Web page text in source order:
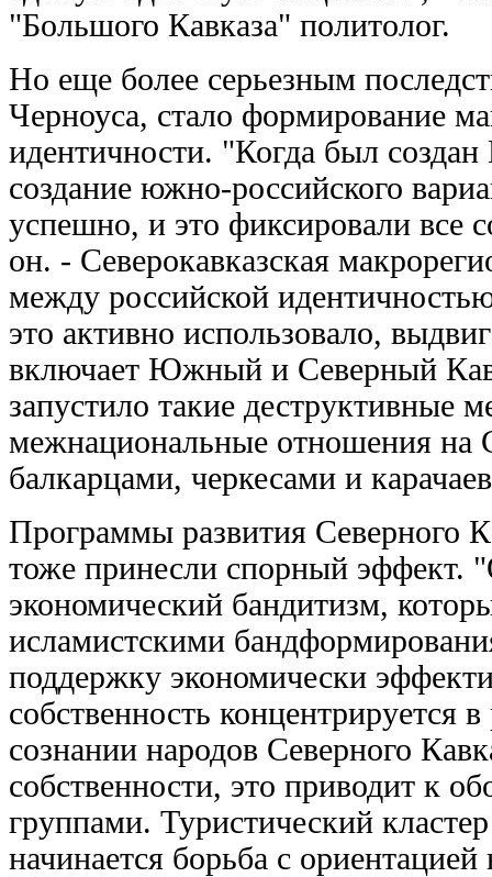
"Большого Кавказа" политолог.
Но еще более серьезным
Черноуса, стало формирование
идентичности. "Когда был
создание южно-российского
успешно, и это фиксировали все
он. - Северокавказская
между российской
это активно использовало,
включает Южный и Северный
запустило такие деструктивные
межнациональные отношения на
балкарцами, черкесами и
Программы развития Северного
тоже принесли спорный эффект.
экономический бандитизм,
исламистскими
поддержку экономически
собственность концентрируется
сознании народов Северного
собственности, это приводит к
группами. Туристический
начинается борьба с